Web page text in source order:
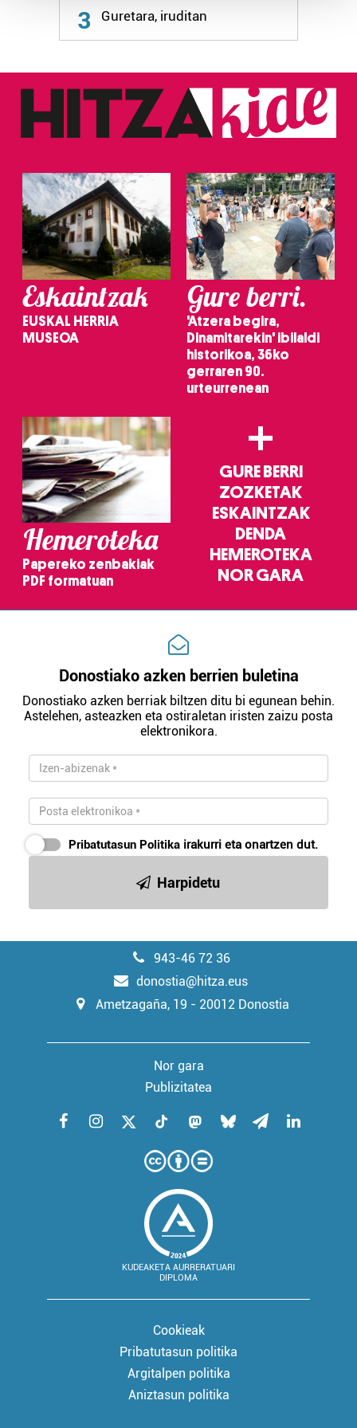
Guk eta gure bazkideek zure datu pertsonalak
prozesatzen ditugu, zure IP zenbakia, besteak beste,
neurtzeko, jendeari buruzko informazioa biltzeko eta
produktuak garatzeko. Zure datuak nork eta zertarako
erabiltzen dituen hauta dezakezu.
Bazkide batzuek ez dizute baimenik eskatzen, eta beren
interes komertzial legitimoetan babesten dira. Ikusi gure
bazkideen zerrenda, beren ustez zein helburutarako
duten interes legitimoa eta horren aurka nola egin
dezakezun ikusteko.
Lortu zure datu pertsonalak prozesatzeko moduari
buruzko informazio gehiago eta ezarri zure lehentasunak
datuen atalean. Edozein unetan alda edo ken dezakezu
zure baimena Cookieen adierazpenean.
Webgune honek cookie propioak eta hirugarrenen cookie-
zerbitzuak hobetzeko asmoz, cookie teknologiaz
baliatzen gara. Ohar hau onartuz gero, teknologia hori
erabiltzeko baimen esplizitua ematen diguzu.Gehiago
irakurri
3 Guretara, iruditan
Eskaintzak
EUSKAL HERRIA
MUSEOA
Gure berri.
'Atzera begira,
Dinamitarekin' ibilaldi
historikoa, 36ko
gerraren 90.
urteurrenean
Hemeroteka
Papereko zenbakiak
PDF formatuan
+
GURE BERRI
ZOZKETAK
ESKAINTZAK
DENDA
HEMEROTEKA
NOR GARA
Donostiako azken berrien buletina
Donostiako azken berriak biltzen ditu bi egunean behin.
Astelehen, asteazken eta ostiraletan iristen zaizu posta
elektronikora.
Pribatutasun Politika irakurri eta onartzen dut.
Harpidetu
943-46 72 36
donostia@hitza.eus
Ametzagaña, 19 - 20012 Donostia
Nor gara
Publizitatea
KUDEAKETA AURRERATUARI
DIPLOMA
Cookieak
Pribatutasun politika
Argitalpen politika
Aniztasun politika